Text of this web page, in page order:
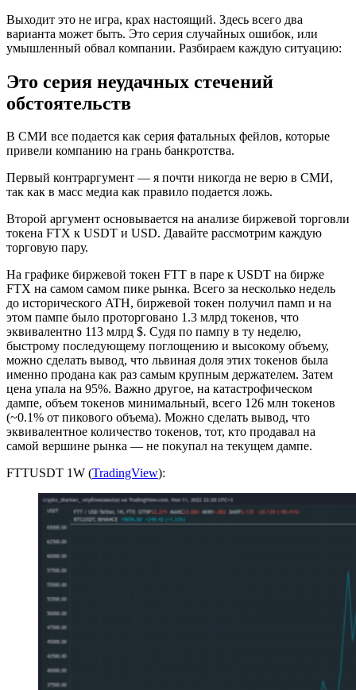
Выходит это не игра, крах настоящий. Здесь всего два
варианта может быть. Это серия случайных ошибок, или
умышленный обвал компании. Разбираем каждую ситуацию:
Это серия неудачных стечений
обстоятельств
В СМИ все подается как серия фатальных фейлов, которые
привели компанию на грань банкротства.
Первый контраргумент — я почти никогда не верю в СМИ,
так как в масс медиа как правило подается ложь.
Второй аргумент основывается на анализе биржевой торговли
токена FTX к USDT и USD. Давайте рассмотрим каждую
торговую пару.
На графике биржевой токен FTT в паре к USDT на бирже
FTX на самом самом пике рынка. Всего за несколько недель
до исторического ATH, биржевой токен получил памп и на
этом пампе было проторговано 1.3 млрд токенов, что
эквивалентно 113 млрд $. Судя по пампу в ту неделю,
быстрому последующему поглощению и высокому объему,
можно сделать вывод, что львиная доля этих токенов была
именно продана как раз самым крупным держателем. Затем
цена упала на 95%. Важно другое, на катастрофическом
дампе, объем токенов минимальный, всего 126 млн токенов
(~0.1% от пикового объема). Можно сделать вывод, что
эквивалентное количество токенов, тот, кто продавал на
самой вершине рынка — не покупал на текущем дампе.
FTTUSDT 1W (TradingView):